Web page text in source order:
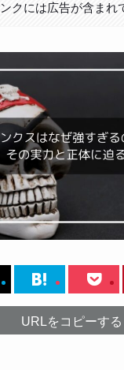
クには広告が含まれ
URLをコピーする